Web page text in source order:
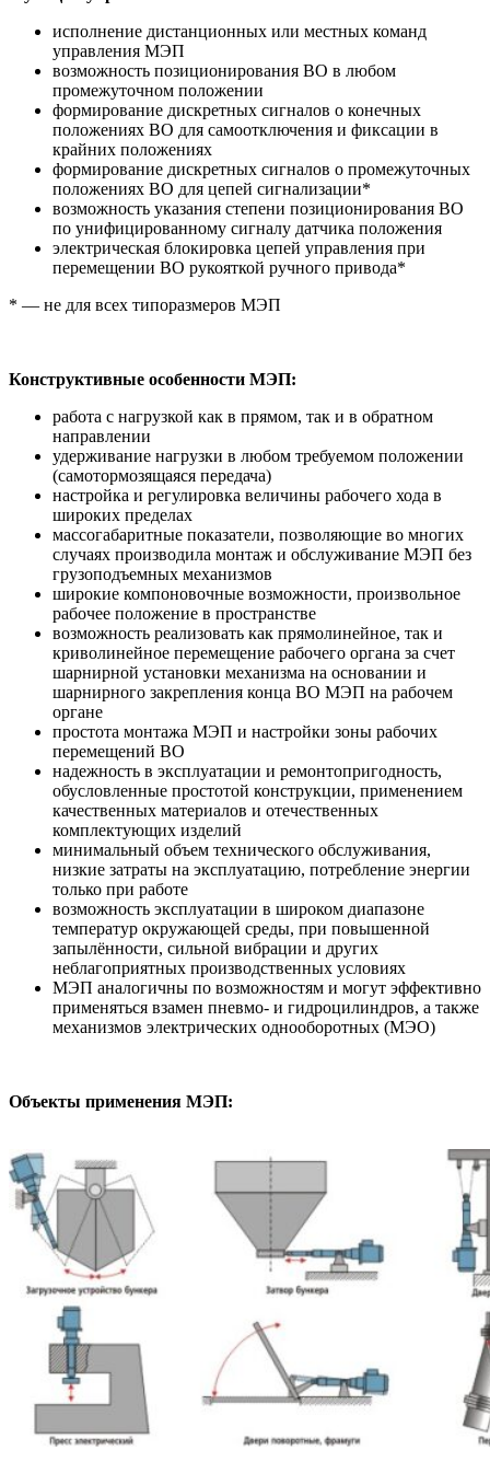
исполнение дистанционных или местных команд
управления МЭП
возможность позиционирования ВО в любом
промежуточном положении
формирование дискретных сигналов о конечных
положениях ВО для самоотключения и фиксации в
крайних положениях
формирование дискретных сигналов о промежуточных
положениях ВО для цепей сигнализации*
возможность указания степени позиционирования ВО
по унифицированному сигналу датчика положения
электрическая блокировка цепей управления при
перемещении ВО рукояткой ручного привода*
* — не для всех типоразмеров МЭП
Конструктивные особенности МЭП:
работа с нагрузкой как в прямом, так и в обратном
направлении
удерживание нагрузки в любом требуемом положении
(самотормозящаяся передача)
настройка и регулировка величины рабочего хода в
широких пределах
массогабаритные показатели, позволяющие во многих
случаях производила монтаж и обслуживание МЭП без
грузоподъемных механизмов
широкие компоновочные возможности, произвольное
рабочее положение в пространстве
возможность реализовать как прямолинейное, так и
криволинейное перемещение рабочего органа за счет
шарнирной установки механизма на основании и
шарнирного закрепления конца ВО МЭП на рабочем
органе
простота монтажа МЭП и настройки зоны рабочих
перемещений ВО
надежность в эксплуатации и ремонтопригодность,
обусловленные простотой конструкции, применением
качественных материалов и отечественных
комплектующих изделий
минимальный объем технического обслуживания,
низкие затраты на эксплуатацию, потребление энергии
только при работе
возможность эксплуатации в широком диапазоне
температур окружающей среды, при повышенной
запылённости, сильной вибрации и других
неблагоприятных производственных условиях
МЭП аналогичны по возможностям и могут эффективно
применяться взамен пневмо- и гидроцилиндров, а также
механизмов электрических однооборотных (МЭО)
Объекты применения МЭП: